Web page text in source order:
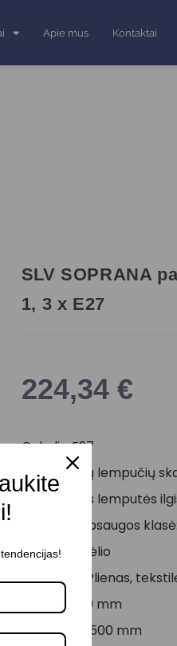
Apie mus Kontaktai
SLV SOPRANA
1, 3 x E27
224,34 €
Cokolis: E27
Prijungiamų lempučių
Maksimalus lemputės
Elektrinė apsaugos
Spalva: Smėlio
Medžiaga: Plienas,
Aukštis: 320 mm
Skersmuo: 500 mm